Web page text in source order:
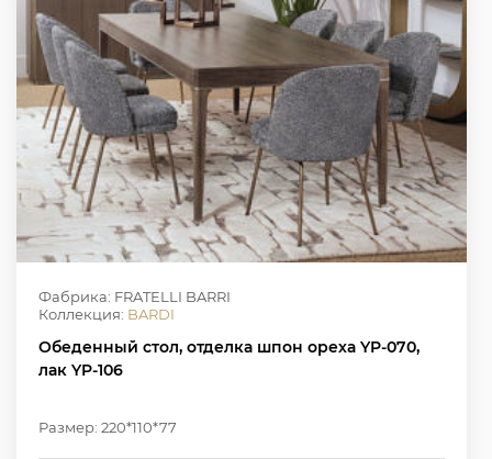
Фабрика: FRATELLI BARRI
Коллекция: BARDI
Обеденный стол, отделка шпон ореха YP-070,
лак YP-106
Размер: 220*110*77